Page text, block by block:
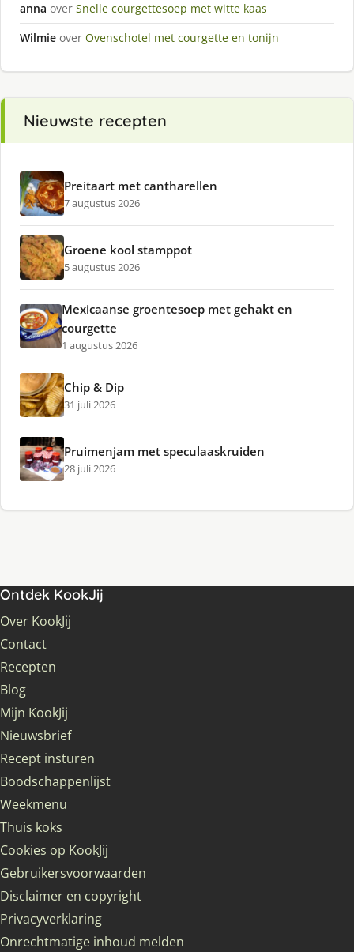
anna over Snelle courgettesoep met witte kaas
Wilmie over Ovenschotel met courgette en tonijn
Nieuwste recepten
Preitaart met cantharellen
7 augustus 2026
Groene kool stamppot
5 augustus 2026
Mexicaanse groentesoep met gehakt en
courgette
1 augustus 2026
Chip & Dip
31 juli 2026
Pruimenjam met speculaaskruiden
28 juli 2026
Ontdek KookJij
Over KookJij
Contact
Recepten
Blog
Mijn KookJij
Nieuwsbrief
Recept insturen
Boodschappenlijst
Weekmenu
Thuis koks
Cookies op KookJij
Gebruikersvoorwaarden
Disclaimer en copyright
Privacyverklaring
Onrechtmatige inhoud melden